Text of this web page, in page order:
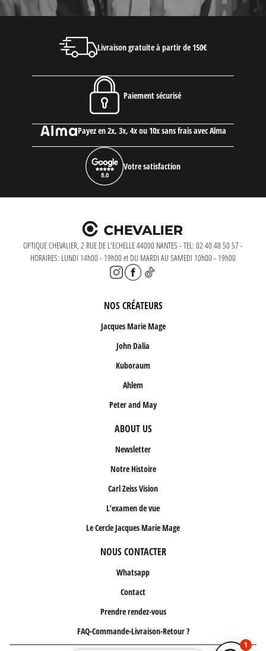
Livraison gratuite à partir de 150€
Paiement sécurisé
Payez en 2x, 3x, 4x ou 10x sans frais avec Alma
Votre satisfaction
OPTIQUE CHEVALIER, 2 RUE DE L'ECHELLE 44000 NANTES - TEL: 02 40 48 50 57 -
HORAIRES: LUNDI 14h00 - 19h00 et DU MARDI AU SAMEDI 10h00 - 19h00
NOS CRÉATEURS
Jacques Marie Mage
John Dalia
Kuboraum
Ahlem
Peter and May
ABOUT US
Newsletter
Notre Histoire
Carl Zeiss Vision
L’examen de vue
Le Cercle Jacques Marie Mage
NOUS CONTACTER
Whatsapp
Contact
Prendre rendez-vous
FAQ-Commande-Livraison-Retour ?
1